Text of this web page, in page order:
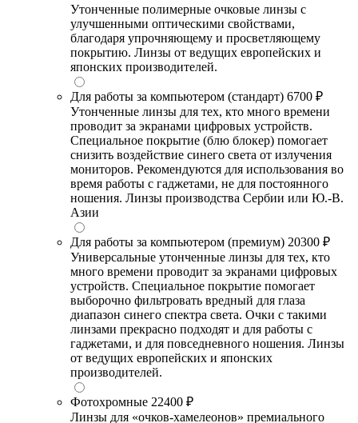
Утонченные полимерные очковые линзы с
улучшенными оптическими свойствами,
благодаря упрочняющему и просветляющему
покрытию. Линзы от ведущих европейских и
японских производителей.
Для работы за компьютером (стандарт) 6700 ₽
Утонченные линзы для тех, кто много времени
проводит за экранами цифровых устройств.
Специальное покрытие (блю блокер) помогает
снизить воздействие синего света от излучения
мониторов. Рекомендуются для использования во
время работы с гаджетами, не для постоянного
ношения. Линзы производства Сербии или Ю.-В.
Азии
Для работы за компьютером (премиум) 20300 ₽
Универсальные утонченные линзы для тех, кто
много времени проводит за экранами цифровых
устройств. Специальное покрытие помогает
выборочно фильтровать вредный для глаза
диапазон синего спектра света. Очки с такими
линзами прекрасно подходят и для работы с
гаджетами, и для повседневного ношения. Линзы
от ведущих европейских и японских
производителей.
Фотохромные 22400 ₽
Линзы для «очков-хамелеонов» премиального